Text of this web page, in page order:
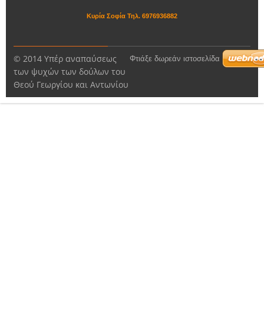
Κυρία Σοφία Τηλ. 6976936882
© 2014 Υπέρ αναπαύσεως
των ψυχών των δούλων του
Θεού Γεωργίου και Αντωνίου
Φτιάξε δωρεάν ιστοσελίδα